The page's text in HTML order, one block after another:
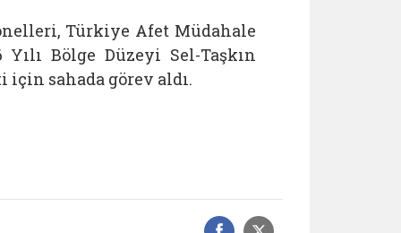
Türkiye Afet Müdahale
Bölge Düzeyi Sel-Taşkın
sahada görev aldı.